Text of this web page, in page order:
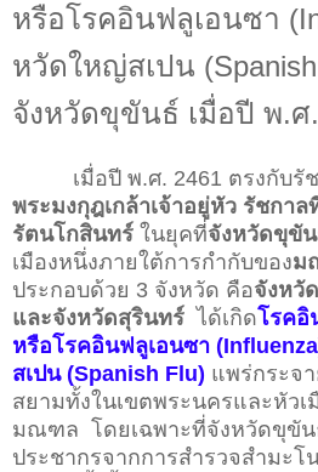
หรือโรคอินฟลูเอนซา
หวัดใหญ่สเปน
จังหวัดขุขันธ์ เมื่อปี พ.ศ
เมื่อปี พ.ศ. 2461 ตรงกับรั
พระมงกุฎเกล้าเจ้าอยู่หัว รัชกาล
รัตนโกสินทร์ ในยุคที่จังหวัดขุขั
เมืองหนึ่งภายใต้การกำกับของม
ประกอบด้วย 3 จังหวัด คือจังหวั
และจังหวัดสุรินทร์ ได้เกิดโรคอิ
หรือโรคอินฟลูเอนซา
สเปน (Spanish Flu) แพร่กระจ
สยามทั้งในเขตพระนครและหัวเ
มณฑล โดยเฉพาะที่จังหวัดขุขั
ประชากรจากการสำรวจสำมะโ